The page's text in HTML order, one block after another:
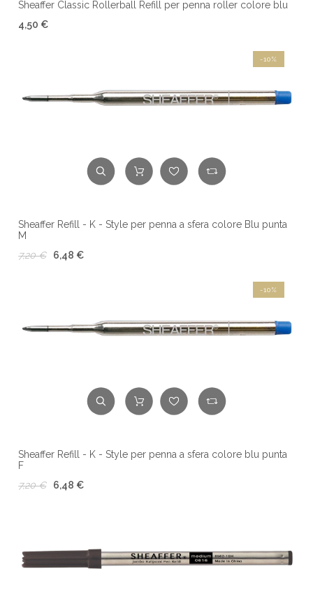
Sheaffer Classic Rollerball Refill per penna roller colore blu
4,50 €
Sheaffer Refill - K - Style per penna a sfera colore Blu punta
M
7,20 €
6,48 €
-10%
Sheaffer Refill - K - Style per penna a sfera colore blu punta
F
7,20 €
6,48 €
-10%